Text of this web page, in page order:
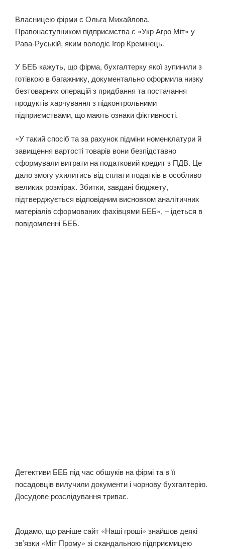
Власницею фірми є Ольга Михайлова.
Правонаступником підприємства є «Укр Агро Міт» у
Рава-Руській, яким володіє Ігор Кремінець.
У БЕБ кажуть, що фірма, бухгалтерку якої зупинили з
готівкою в багажнику, документально оформила низку
безтоварних операцій з придбання та постачання
продуктів харчування з підконтрольними
підприємствами, що мають ознаки фіктивності.
«У такий спосіб та за рахунок підміни номенклатури й
завищення вартості товарів вони безпідставно
сформували витрати на податковий кредит з ПДВ. Це
дало змогу ухилитись від сплати податків в особливо
великих розмірах. Збитки, завдані бюджету,
підтверджується відповідним висновком аналітичних
матеріалів сформованих фахівцями БЕБ», – ідеться в
повідомленні БЕБ.
Детективи БЕБ під час обшуків на фірмі та в її
посадовців вилучили документи і чорнову бухгалтерію.
Досудове розслідування триває.
Додамо, що раніше сайт «Наші гроші» знайшов деякі
зв’язки «Міт Прому» зі скандальною підприємицею